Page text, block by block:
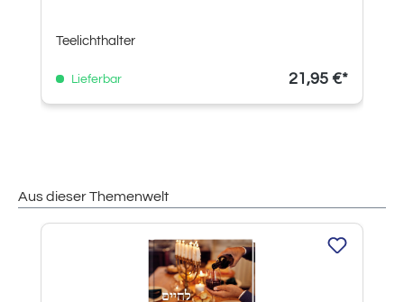
Teelichthalter
Lieferbar 21,95 €*
Aus dieser Themenwelt
Produktgalerie überspringen